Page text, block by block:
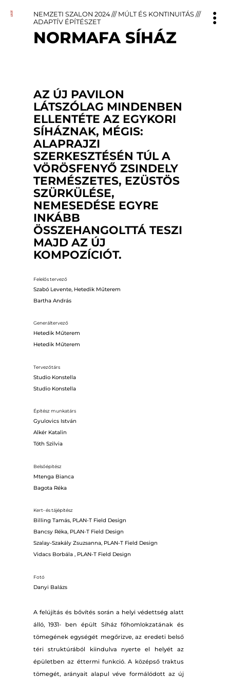
NEMZETI SZALON 2024/// MÚLT ÉS KONTINUITÁS///
ADAPTÍV ÉPÍTÉSZET
NORMAFA SÍHÁZ
AZ ÚJ PAVILON
LÁTSZÓLAG MINDENBEN
ELLENTÉTE AZ EGYKORI
SÍHÁZNAK, MÉGIS:
ALAPRAJZI
SZERKESZTÉSÉN TÚL A
VÖRÖSFENYŐ ZSINDELY
TERMÉSZETES, EZÜSTÖS
SZÜRKÜLÉSE,
NEMESEDÉSE EGYRE
INKÁBB
ÖSSZEHANGOLTTÁ TESZI
MAJD AZ ÚJ
KOMPOZÍCIÓT.
Felelős tervező
Szabó Levente, Hetedik Műterem
Bartha András
Generáltervező
Hetedik Műterem
Hetedik Műterem
Tervezőtárs
Studio Konstella
Studio Konstella
Építész munkatárs
Gyulovics István
Alkér Katalin
Tóth Szilvia
Belsőépítész
Mtenga Bianca
Bagota Réka
Kert- és tájépítész
Billing Tamás, PLAN-T Field Design
Bancsy Réka, PLAN-T Field Design
Szalay-Szakály Zsuzsanna, PLAN-T Field Design
Vidacs Borbála , PLAN-T Field Design
Fotó
Danyi Balázs
A felújítás és bővítés során a helyi védettség alatt
álló, 1931- ben épült Síház főhomlokzatának és
tömegének egységét megőrizve, az eredeti belső
téri struktúrából kiindulva nyerte el helyét az
épületben az éttermi funkció. A középső traktus
tömegét, arányait alapul véve formálódott az új